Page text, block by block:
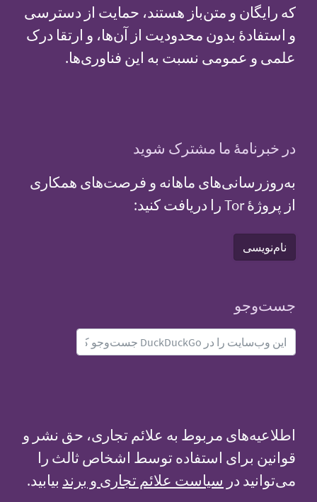
که رایگان و متن‌باز هستند، حمایت از دسترسی
و استفادهٔ بدون محدودیت از آن‌ها، و ارتقا درک
علمی و عمومی نسبت به این فناوری‌ها.
در خبرنامهٔ ما مشترک شوید
به‌روزرسانی‌های ماهانه و فرصت‌های همکاری
از پروژهٔ Tor را دریافت کنید:
نام‌نویسی
جست‌و‌جو
اطلاعیه‌های مربوط به علائم تجاری، حق نشر و
قوانین برای استفاده توسط اشخاص ثالث را
می‌توانید در سیاست علائم تجاری و برند بیابید.